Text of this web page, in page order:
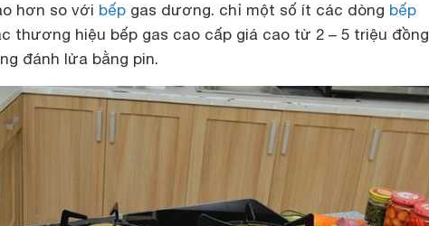
hơn so với bếp gas dương. chỉ một số ít các dòng bếp
thương hiệu bếp gas cao cấp giá cao từ 2 – 5 triệu đồng
đánh lửa bằng pin.